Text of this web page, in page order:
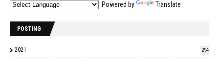
Powered by Translate
POSTING
2021 294